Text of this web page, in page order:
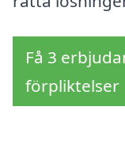
Få 3
förpliktelser